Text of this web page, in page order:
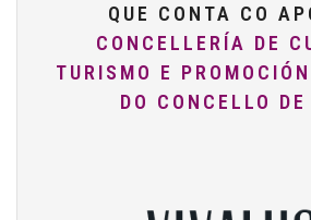
QUE CONTA CO
CONCELLERÍA DE
TURISMO E
DO CONCELLO DE